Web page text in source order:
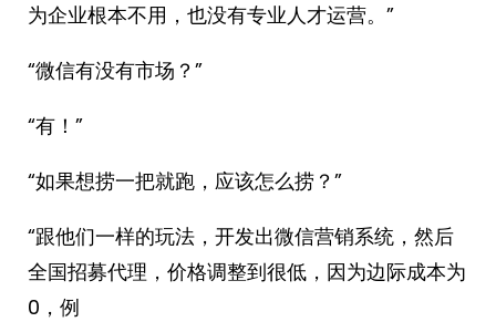
为企业根本不用，也没有专业人才运营。”
“微信有没有市场？”
“有！”
“如果想捞一把就跑，应该怎么捞？”
“跟他们一样的玩法，开发出微信营销系统，然后
全国招募代理，价格调整到很低，因为边际成本为
0，例